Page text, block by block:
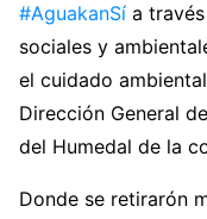
#AguakanSí a
sociales y
el cuidado
Dirección General
del Humedal de la
Donde se retirarón